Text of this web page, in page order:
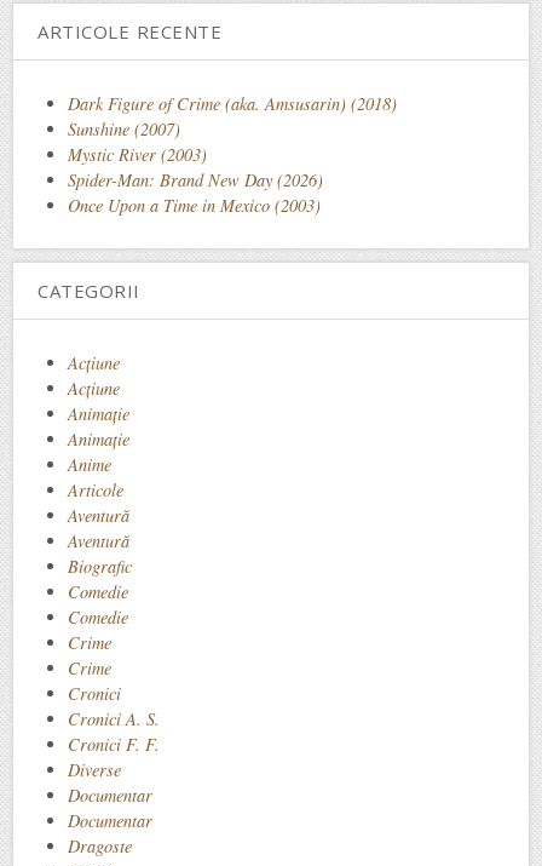
ARTICOLE RECENTE
Dark Figure of Crime (aka. Amsusarin) (2018)
Sunshine (2007)
Mystic River (2003)
Spider-Man: Brand New Day (2026)
Once Upon a Time in Mexico (2003)
CATEGORII
Acţiune
Acțiune
Animaţie
Animație
Anime
Articole
Aventură
Aventură
Biografic
Comedie
Comedie
Crime
Crime
Cronici
Cronici A. S.
Cronici F. F.
Diverse
Documentar
Documentar
Dragoste